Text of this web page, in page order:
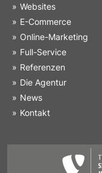
Websites
E-Commerce
Online-Marketing
Full-Service
Referenzen
Die Agentur
News
Kontakt